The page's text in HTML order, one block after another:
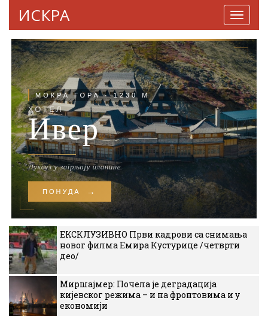
ИСКРА
ЕКСКЛУЗИВНО Први кадрови са снимања
новог филма Емира Кустурице /четврти
део/
Миршајмер: Почела је деградација
кијевског режима – и на фронтовима и у
економији